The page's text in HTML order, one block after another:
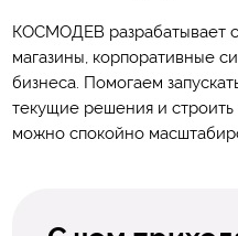
КОСМОДЕВ разрабатывает
магазины, корпоративные
бизнеса. Помогаем
текущие решения и
можно спокойно